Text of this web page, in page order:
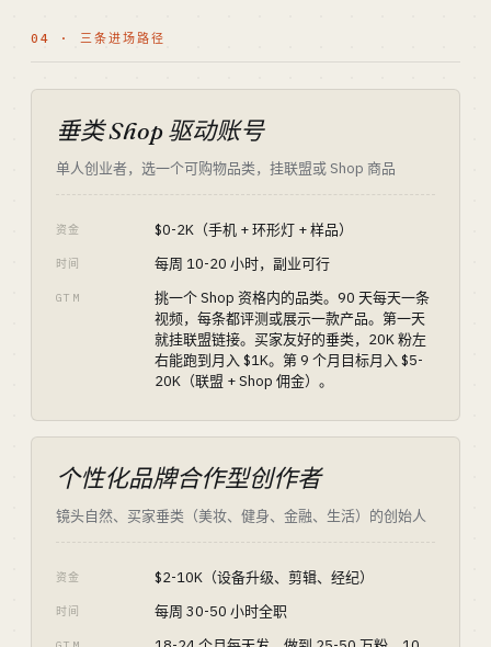
04 · 三条进场路径
垂类 Shop 驱动账号
单人创业者，选一个可购物品类，挂联盟或 Shop 商品
资金 $0-2K（手机 + 环形灯 + 样品）
时间 每周 10-20 小时，副业可行
GTM
挑一个 Shop 资格内的品类。90 天每天一条
视频，每条都评测或展示一款产品。第一天
就挂联盟链接。买家友好的垂类，20K 粉左
右能跑到月入 $1K。第 9 个月目标月入 $5-
20K（联盟 + Shop 佣金）。
个性化品牌合作型创作者
镜头自然、买家垂类（美妆、健身、金融、生活）的创始人
资金 $2-10K（设备升级、剪辑、经纪）
时间 每周 30-50 小时全职